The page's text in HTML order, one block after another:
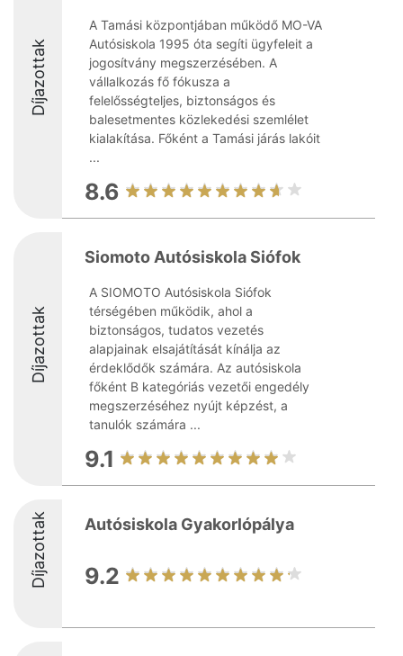
Díjazottak
A Tamási központjában működő MO-VA
Autósiskola 1995 óta segíti ügyfeleit a
jogosítvány megszerzésében. A
vállalkozás fő fókusza a
felelősségteljes, biztonságos és
balesetmentes közlekedési szemlélet
kialakítása. Főként a Tamási járás lakóit
...
8.6
Díjazottak
Siomoto Autósiskola Siófok
A SIOMOTO Autósiskola Siófok
térségében működik, ahol a
biztonságos, tudatos vezetés
alapjainak elsajátítását kínálja az
érdeklődők számára. Az autósiskola
főként B kategóriás vezetői engedély
megszerzéséhez nyújt képzést, a
tanulók számára ...
9.1
Díjazottak Autósiskola Gyakorlópálya
9.2